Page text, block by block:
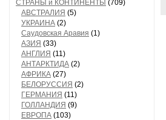
СТРАНЫ и КОНТИНЕНТЫ (709)
АВСТРАЛИЯ (5)
УКРАИНА (2)
Саудовская Аравия (1)
АЗИЯ (33)
АНГЛИЯ (11)
АНТАРКТИДА (2)
АФРИКА (27)
БЕЛОРУССИЯ (2)
ГЕРМАНИЯ (11)
ГОЛЛАНДИЯ (9)
ЕВРОПА (103)